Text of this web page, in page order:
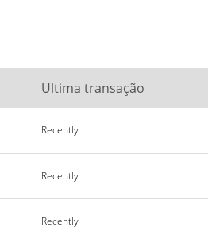
Ultima transação
Recently
Recently
Recently